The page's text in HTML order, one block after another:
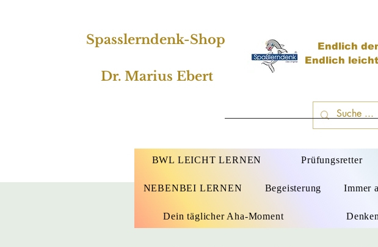
Spasslerndenk-Shop
Dr. Marius Ebert
Endlich
Endlich
BWL LEICHT LERNEN Prüfungsretter
NEBENBEI LERNEN Begeisterung Immer
Dein täglicher Aha-Moment